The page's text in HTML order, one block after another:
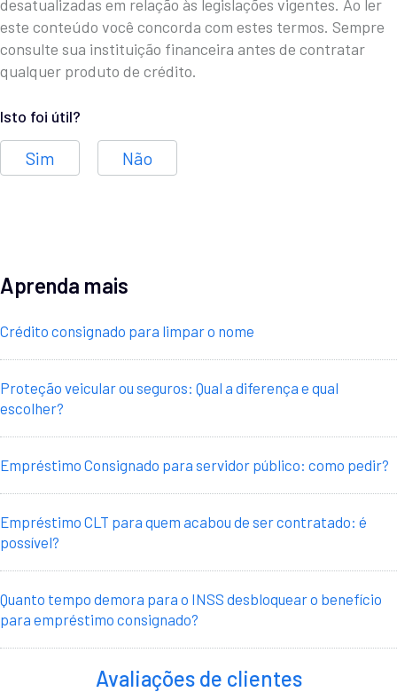
desatualizadas em relação às legislações vigentes. Ao ler
este conteúdo você concorda com estes termos. Sempre
consulte sua instituição financeira antes de contratar
qualquer produto de crédito.
Isto foi útil?
Sim Não
Aprenda mais
Crédito consignado para limpar o nome
Proteção veicular ou seguros: Qual a diferença e qual
escolher?
Empréstimo Consignado para servidor público: como pedir?
Empréstimo CLT para quem acabou de ser contratado: é
possível?
Quanto tempo demora para o INSS desbloquear o benefício
para empréstimo consignado?
Avaliações de clientes